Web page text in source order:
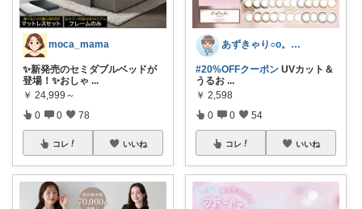
moca_mama
✨新発売のセミダブルベッドが
登場！✨おしゃ ...
￥ 24,999～
0 0 78
コレ いいね
あずきゃり○o。.🐟🐠
#20%OFFクーポン UVカット＆
うるお ...
￥ 2,598
0 0 54
コレ いいね